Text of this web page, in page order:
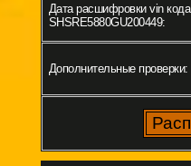
Дата расшифровки vin кода
SHSRE5880GU200449:
Дополнительные проверки: